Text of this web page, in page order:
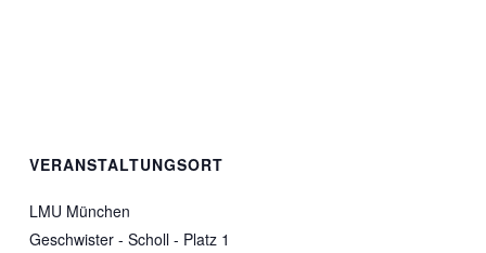
VERANSTALTUNGSORT
LMU München
Geschwister - Scholl - Platz 1